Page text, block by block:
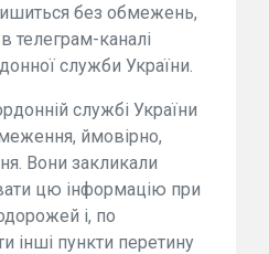
без обмежень,
телеграм-каналі
служби України.
службі України
ймовірно,
Вони закликали
цю інформацію при
і, по
інші пункти перетину